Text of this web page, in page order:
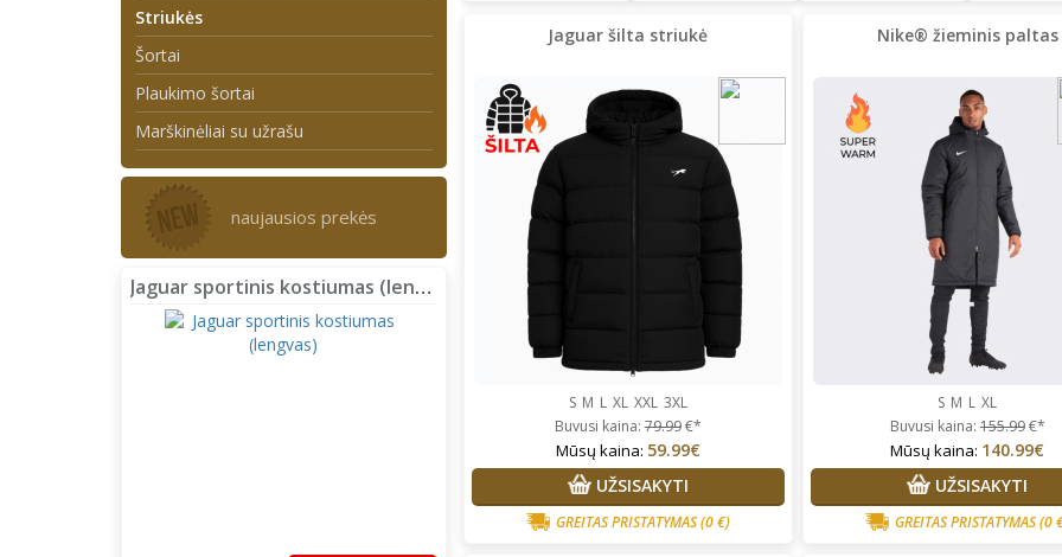
Striukės
Šortai
Plaukimo šortai
Marškinėliai su užrašu
naujausios prekės
Jaguar sportinis kostiumas (lengvas)
Jaguar šilta striukė
S M L XL XXL 3XL
Buvusi kaina:79.99€*
Mūsų kaina: 59.99€
UŽSISAKYTI
GREITAS PRISTATYMAS(0 €)
Nike® žieminis paltas
S M L XL
Buvusi kaina:155.99€*
Mūsų kaina: 140.99€
UŽSISAKYTI
GREITAS PRISTATYMAS(0